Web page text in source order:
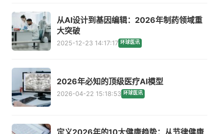
从AI设计到基因编辑：2026年制药领域重
大突破
2025-12-23 14:17:17 环球医讯
2026年必知的顶级医疗AI模型
2026-04-22 15:18:53 环球医讯
定义2026年的10大健康趋势：从节律健康